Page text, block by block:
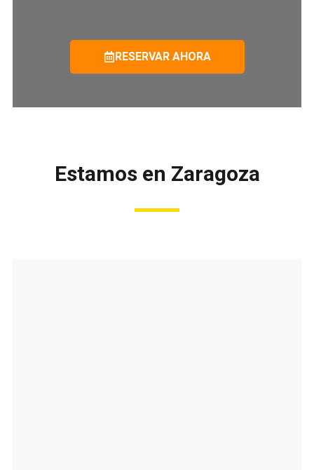
RESERVAR AHORA
Estamos en Zaragoza